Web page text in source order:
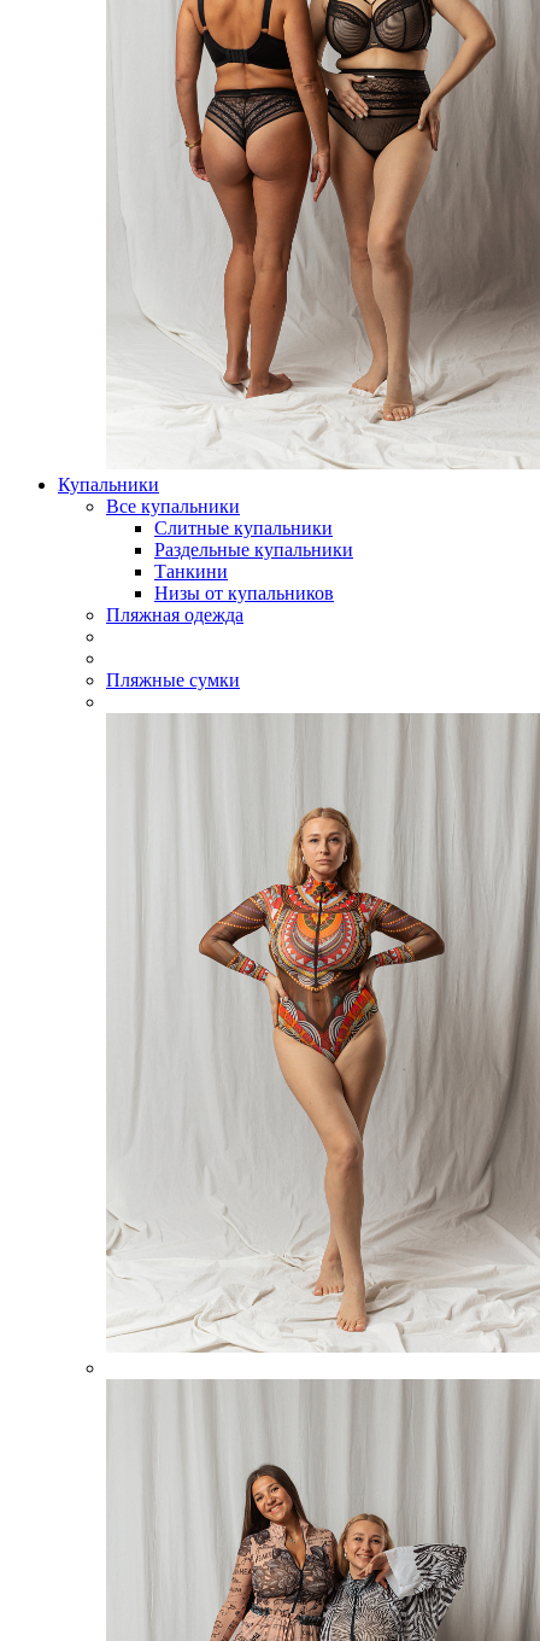
Купальники
Все купальники
Слитные купальники
Раздельные купальники
Танкини
Низы от купальников
Пляжная одежда
Пляжные сумки